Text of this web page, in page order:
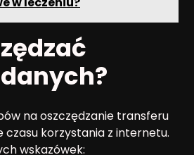
na oszczędzanie transferu
czasu korzystania z internetu.
wskazówek: